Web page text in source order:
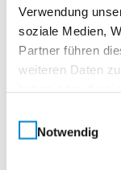
Verwendung
soziale Medien,
Partner führen
weiteren Daten
Notwendig
Beschreibung